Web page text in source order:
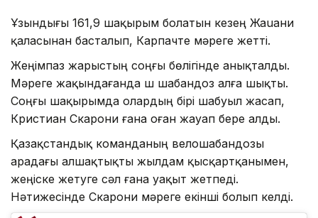
Ұзындығы 161,9 шақырым болатын кезең Жаuани
қаласынан басталып, Карпачте мәреге жетті.
Жеңімпаз жарыстың соңғы бөлігінде анықталды.
Мәреге жақындағанда үш шабандоз алға шықты.
Соңғы шақырымда олардың бірі шабуыл жасап,
Кристиан Скарони ғана оған жауап бере алды.
Қазақстандық команданың велошабандозы
арадағы алшақтықты жылдам қысқартқанымен,
жеңіске жетуге сәл ғана уақыт жетпеді.
Нәтижесінде Скарони мәреге екінші болып келді.